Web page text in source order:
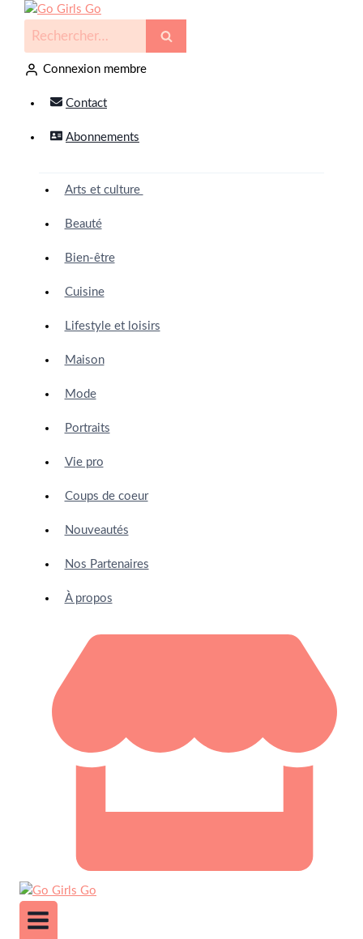
Connexion membre
Contact
Abonnements
Arts et culture
Beauté
Bien-être
Cuisine
Lifestyle et loisirs
Maison
Mode
Portraits
Vie pro
Coups de coeur
Nouveautés
Nos Partenaires
À propos